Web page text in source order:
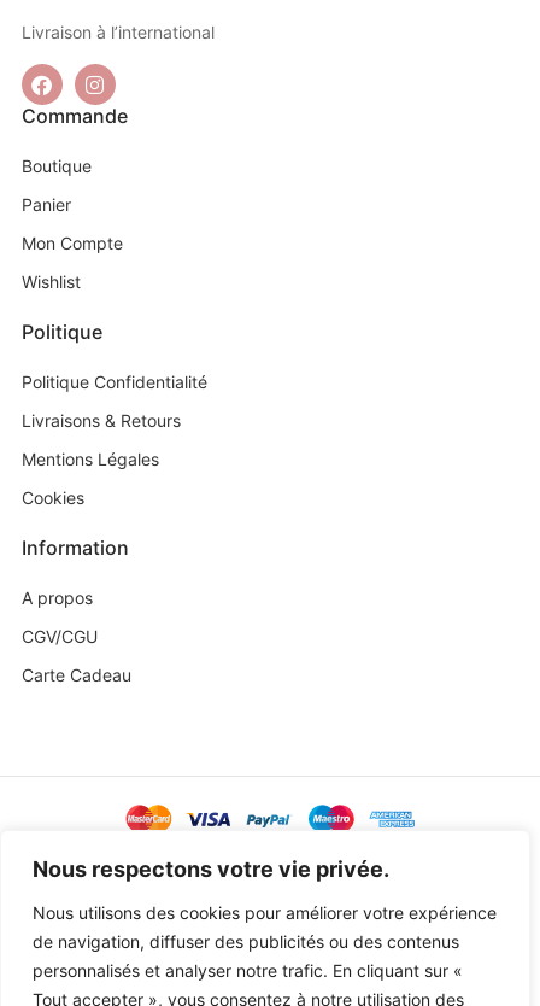
Nous respectons votre vie privée.
Nous utilisons des cookies pour améliorer votre expérience
de navigation, diffuser des publicités ou des contenus
personnalisés et analyser notre trafic. En cliquant sur «
Tout accepter », vous consentez à notre utilisation des
Livraison à l’international
Commande
Boutique
Panier
Mon Compte
Wishlist
Politique
Politique Confidentialité
Livraisons & Retours
Mentions Légales
Cookies
Information
A propos
CGV/CGU
Carte Cadeau
@ Copyright 2023 Baby Sweetness byAgence Exoa